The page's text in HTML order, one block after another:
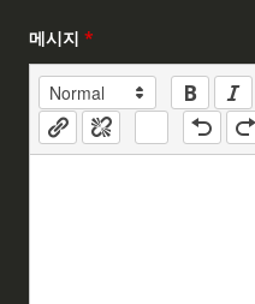
메시지 *